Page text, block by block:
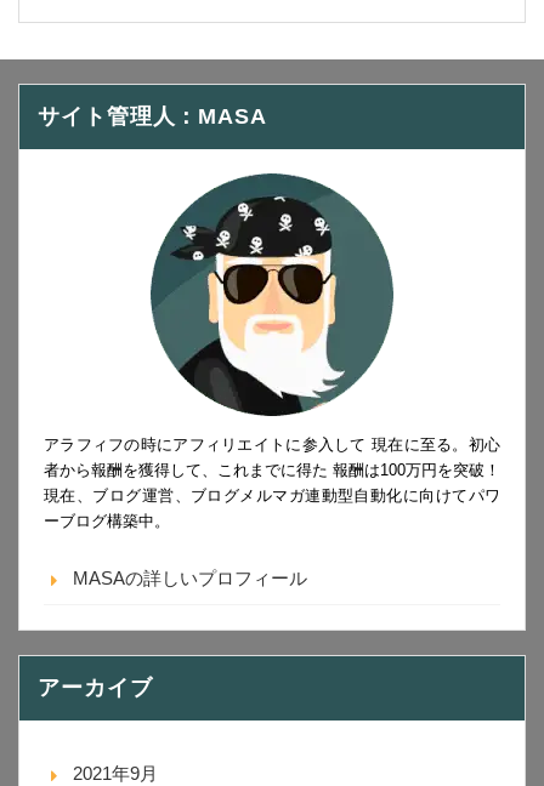
サイト管理人：MASA
アラフィフの時にアフィリエイトに参入して 現在に至る。初心
者から報酬を獲得して、これまでに得た 報酬は100万円を突破！
現在、ブログ運営、ブログメルマガ連動型自動化に向けてパワ
ーブログ構築中。
MASAの詳しいプロフィール
アーカイブ
2021年9月